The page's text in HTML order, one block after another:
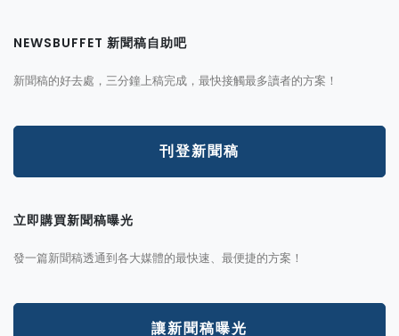
NEWSBUFFET 新聞稿自助吧
新聞稿的好去處，三分鐘上稿完成，最快接觸最多讀者的方案！
刊登新聞稿
立即購買新聞稿曝光
發一篇新聞稿透通到各大媒體的最快速、最便捷的方案！
讓新聞稿曝光